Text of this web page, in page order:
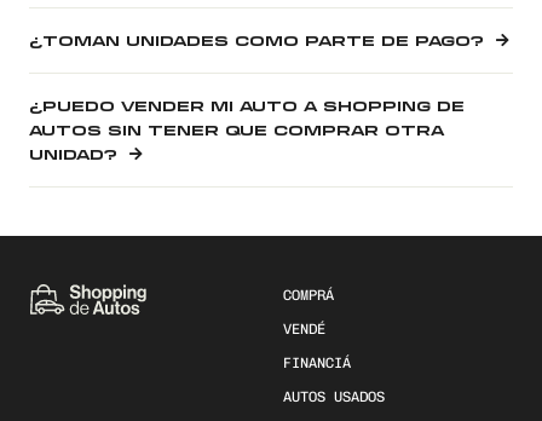
¿TOMAN UNIDADES COMO PARTE DE PAGO?
¿PUEDO VENDER MI AUTO A SHOPPING DE
AUTOS SIN TENER QUE COMPRAR OTRA
UNIDAD?
COMPRÁ
VENDÉ
FINANCIÁ
AUTOS USADOS